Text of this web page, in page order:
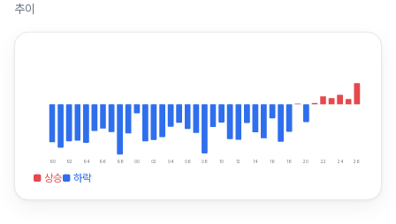
추이
90 92 94 96 98 00 02 04 06 08 10 12 14 16 18 20 22 24 26
■ 상승■ 하락